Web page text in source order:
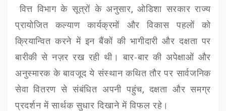
वित्त विभाग के सूत्रों के अनुसार, ओडिशा सरकार राज्य
प्रायोजित कल्याण कार्यक्रमों और विकास पहलों को
क्रियान्वित करने में इन बैंकों की भागीदारी और दक्षता पर
बारीकी से नज़र रख रही थी। बार-बार की अपेक्षाओं और
अनुस्मारक के बावजूद ये संस्थान कथित तौर पर सार्वजनिक
सेवा वितरण से संबंधित अपनी पहुंच,दक्षता और समग्र
प्रदर्शन में सार्थक सुधार दिखाने में विफल रहे।